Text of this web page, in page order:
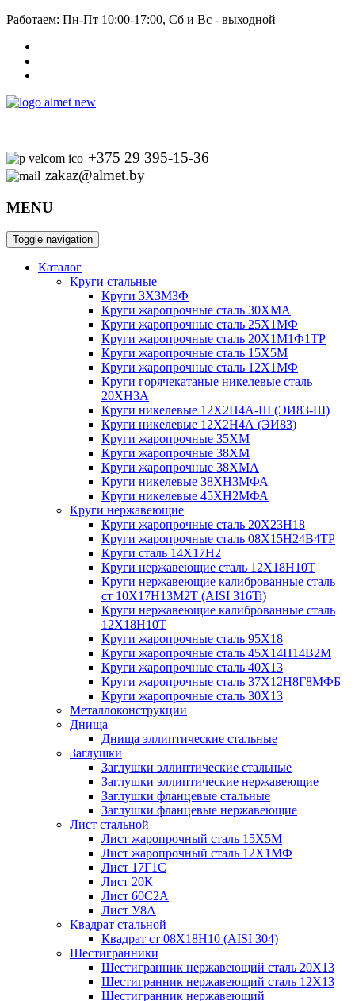
Работаем: Пн-Пт 10:00-17:00, Сб и Вс - выходной
+375 29 395-15-36
zakaz@almet.by
MENU
Toggle navigation
Каталог
Круги стальные
Круги 3Х3М3Ф
Круги жаропрочные сталь 30ХМА
Круги жаропрочные сталь 25Х1МФ
Круги жаропрочные сталь 20Х1М1Ф1ТР
Круги жаропрочные сталь 15Х5М
Круги жаропрочные сталь 12Х1МФ
Круги горячекатаные никелевые сталь
20ХН3А
Круги никелевые 12Х2Н4А-Ш (ЭИ83-Ш)
Круги никелевые 12Х2Н4А (ЭИ83)
Круги жаропрочные 35ХМ
Круги жаропрочные 38ХМ
Круги жаропрочные 38ХМА
Круги никелевые 38XH3MФА
Круги никелевые 45ХН2МФА
Круги нержавеющие
Круги жаропрочные сталь 20Х23Н18
Круги жаропрочные сталь 08Х15Н24В4ТР
Круги сталь 14Х17Н2
Круги нержавеющие сталь 12Х18Н10Т
Круги нержавеющие калиброванные сталь
ст 10Х17Н13М2Т (AISI 316Ti)
Круги нержавеющие калиброванные сталь
12Х18Н10Т
Круги жаропрочные сталь 95Х18
Круги жаропрочные сталь 45Х14Н14В2М
Круги жаропрочные сталь 40Х13
Круги жаропрочные сталь 37Х12Н8Г8МФБ
Круги жаропрочные сталь 30Х13
Металлоконструкции
Днища
Днища эллиптические стальные
Заглушки
Заглушки эллиптические стальные
Заглушки эллиптические нержавеющие
Заглушки фланцевые стальные
Заглушки фланцевые нержавеющие
Лист стальной
Лист жаропрочный сталь 15Х5М
Лист жаропрочный сталь 12Х1МФ
Лист 17Г1С
Лист 20К
Лист 60С2А
Лист У8А
Квадрат стальной
Квадрат ст 08Х18Н10 (AISI 304)
Шестигранники
Шестигранник нержавеющий сталь 20Х13
Шестигранник нержавеющий сталь 12Х13
Шестигранник нержавеющий